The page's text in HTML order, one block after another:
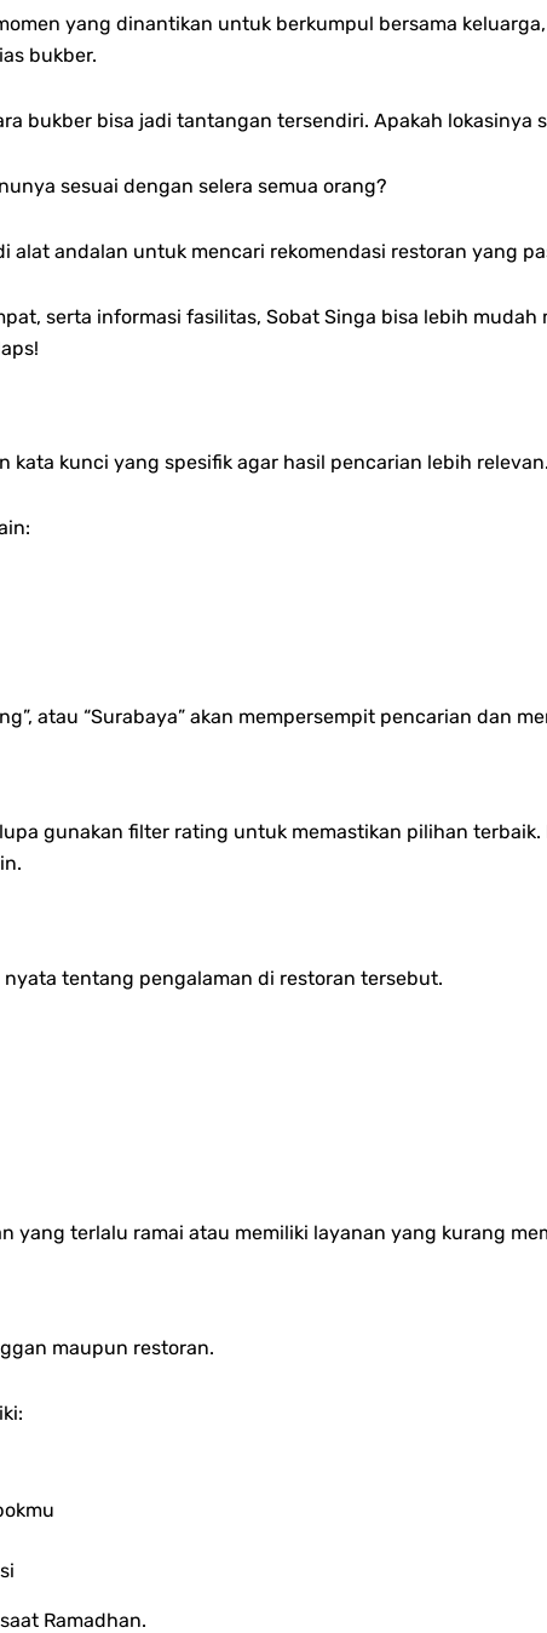
yang dinantikan untuk berkumpul bersama
bukber.
bukber bisa jadi tantangan tersendiri. Apakah lokasinya
sesuai dengan selera semua orang?
alat andalan untuk mencari rekomendasi restoran yang
serta informasi fasilitas, Sobat Singa bisa lebih
kata kunci yang spesifik agar hasil pencarian lebih relevan.
atau “Surabaya” akan mempersempit pencarian dan
gunakan filter rating untuk memastikan pilihan
tentang pengalaman di restoran tersebut.
yang terlalu ramai atau memiliki layanan yang kurang
maupun restoran.
Ramadhan.